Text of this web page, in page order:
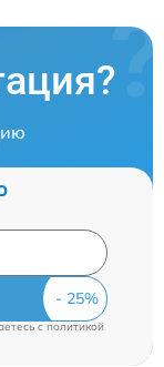
cполитикой